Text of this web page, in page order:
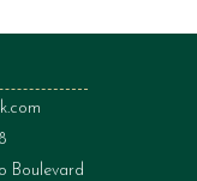
Boulevard